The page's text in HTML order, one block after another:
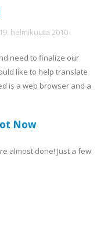
19. helmikuuta 2010 .
need to finalize our
like to help translate
is a web browser and a
Now
almost done! Just a few